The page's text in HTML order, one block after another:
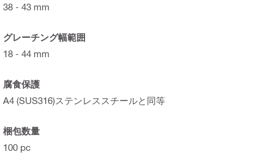
38 - 43 mm
グレーチング幅範囲
18 - 44 mm
腐食保護
A4 (SUS316)ステンレススチールと同等
梱包数量
100 pc